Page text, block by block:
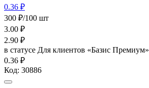
0.36 ₽
300 ₽/100 шт
3.00 ₽
2.90 ₽
в статусе Для клиентов «Базис Премиум»
0.36 ₽
Код: 30886